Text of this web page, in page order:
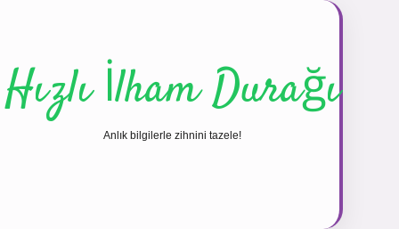
Hızlı İlham Durağı
Anlık bilgilerle zihnini tazele!